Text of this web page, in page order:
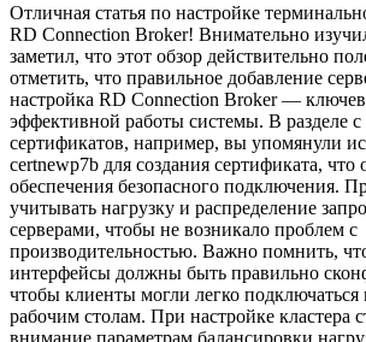
Отличная статья по настройке
RD Connection Broker! Внимательно
заметил, что этот обзор действительно
отметить, что правильное добавление
настройка RD Connection Broker —
эффективной работы системы. В разделе с
сертификатов, например, вы упомянули
certnewp7b для создания сертификата,
обеспечения безопасного подключения.
учитывать нагрузку и распределение
серверами, чтобы не возникало проблем с
производительностью. Важно помнить,
интерфейсы должны быть правильно
чтобы клиенты могли легко
рабочим столам. При настройке кластера
внимание параметрам балансировки